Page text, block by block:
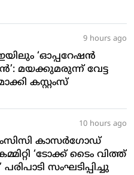
9 hours ago
‘ഓപ്പറേഷന്‍
മയക്കുമരുന്ന് വേട്ട
കസ്റ്റംസ്
10 hours ago
കാസര്‍ഗോഡ്
കമ്മിറ്റി ‘ടോക്ക് ടൈം വിത്ത്
പരിപാടി സംഘടിപ്പിച്ചു